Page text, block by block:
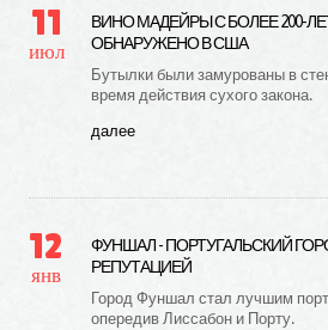
11
июл
ВИНО МАДЕЙРЫ С БОЛЕЕ 200-
ОБНАРУЖЕНО В США
Бутылки были замурованы в
время действия сухого закона.
далее
12
янв
ФУНШАЛ - ПОРТУГАЛЬСКИЙ
РЕПУТАЦИЕЙ
Город Фуншал стал лучшим
опередив Лиссабон и Порту.